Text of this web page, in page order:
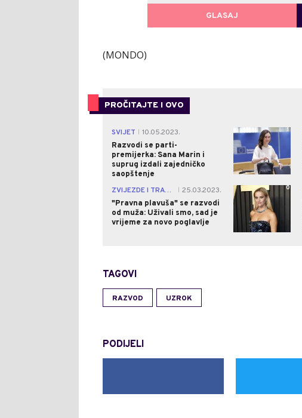
GLASAJ
(MONDO)
PROČITAJTE I OVO
SVIJET
10.05.2023.
Razvodi se parti-
premijerka: Sana Marin i
suprug izdali zajedničko
saopštenje
1
ZVIJEZDE I TRAČEVI
25.03.2023.
"Pravna plavuša" se razvodi
od muža: Uživali smo, sad je
vrijeme za novo poglavlje
0
TAGOVI
RAZVOD UZROK
PODIJELI